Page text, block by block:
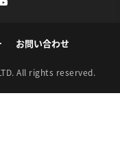
お問い合わせ
All rights reserved.